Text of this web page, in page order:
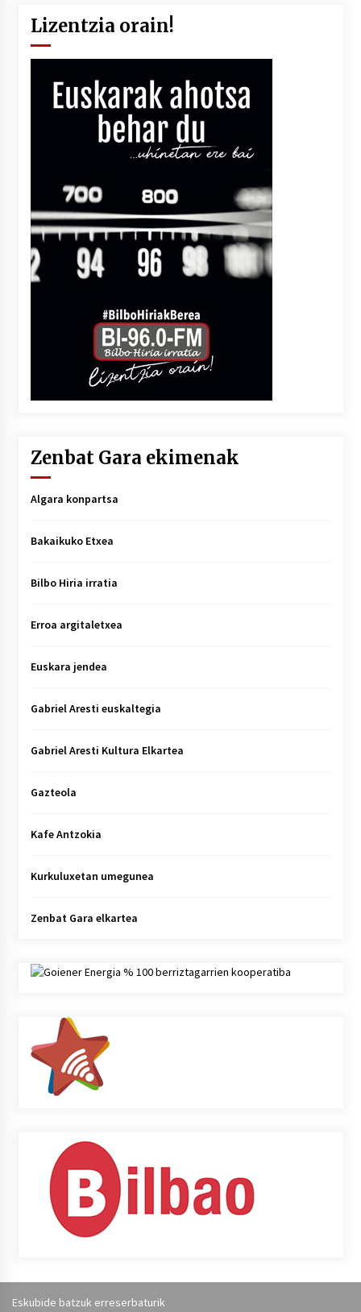
Lizentzia orain!
Zenbat Gara ekimenak
Algara konpartsa
Bakaikuko Etxea
Bilbo Hiria irratia
Erroa argitaletxea
Euskara jendea
Gabriel Aresti euskaltegia
Gabriel Aresti Kultura Elkartea
Gazteola
Kafe Antzokia
Kurkuluxetan umegunea
Zenbat Gara elkartea
Eskubide batzuk erreserbaturik